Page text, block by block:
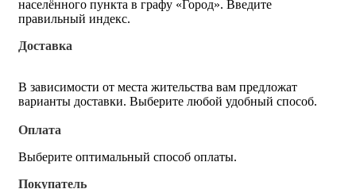
населённого пункта в графу «Город». Введите
правильный индекс.
Доставка
В зависимости от места жительства вам предложат
варианты доставки. Выберите любой удобный способ.
Оплата
Выберите оптимальный способ оплаты.
Покупатель